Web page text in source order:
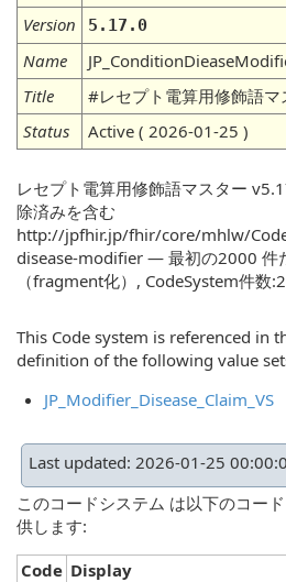
Version 5.17.0
Name
Title
#レセプト電算用修飾語
Status
Active ( 2026-01-25 )
レセプト電算用修飾語マスター
除済みを含む
http://jpfhir.jp/fhir/core/mhlw/
disease-modifier — 最初の2000 件
（fragment化）, CodeSystem件数
This Code system is referenced in
definition of the following value
JP_Modifier_Disease_Claim_VS
Last updated: 2026-01-25
このコードシステム は以下のコー
供します:
Code Display